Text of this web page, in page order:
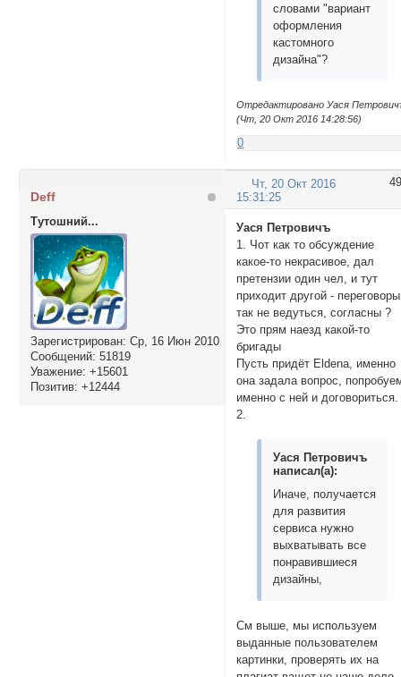
словами "вариант
оформления
кастомного
дизайна"?
Отредактировано Уася
(Чт, 20 Окт 2016 14:28:56)
0
49
Чт, 20 Окт 2016
15:31:25
Deff
Тутошний...
Зарегистрирован: Ср, 16 Июн 2010
Сообщений: 51819
Уважение: +15601
Позитив: +12444
Уася Петровичъ
1. Чот как то обсуждение
какое-то некрасивое, дал
претензии один чел, и тут
приходит другой - переговоры
так не ведуться, согласны ?
Это прям наезд какой-то
бригады
Пусть придёт Eldena, именно
она задала вопрос,
именно с ней и договориться.
2.
Уася Петровичъ
написал(а):
Иначе, получается
для развития
сервиса нужно
выхватывать все
понравившиеся
дизайны,
См выше, мы используем
выданные пользователем
картинки, проверять их на